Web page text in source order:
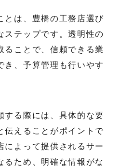
とは、豊橋の工務店選び
ステップです。透明性の
ることで、信頼できる業
き、予算管理も行いやす
する際には、具体的な要
伝えることがポイントで
によって提供されるサー
るため、明確な情報がな